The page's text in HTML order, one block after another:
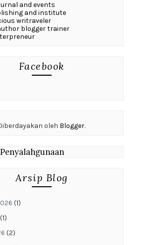
and events
and institute
writraveler
blogger trainer
Facebook
oleh Blogger.
Arsip Blog
(1)
(1)
(2)